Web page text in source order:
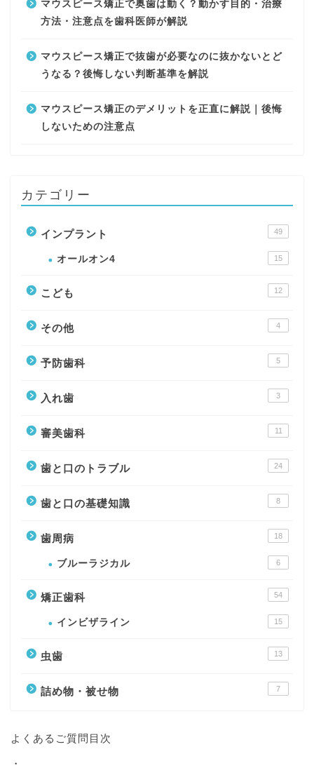
マウスピース矯正で奥歯は動く？動かす目的・治療
方法・注意点を歯科医師が解説
マウスピース矯正で抜歯が必要なのに抜かないとど
うなる？後悔しない判断基準を解説
マウスピース矯正のデメリットを正直に解説｜後悔
しないための注意点
カテゴリー
インプラント 49
オールオン4 15
こども 12
その他 4
予防歯科 5
入れ歯 3
審美歯科 11
歯と口のトラブル 24
歯と口の基礎知識 8
歯周病 18
ブルーラジカル 6
矯正歯科 54
インビザライン 15
虫歯 13
詰め物・被せ物 7
よくあるご質問目次
・